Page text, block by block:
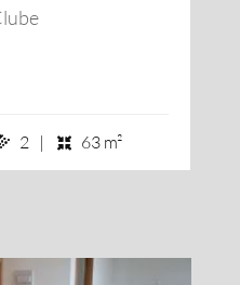
2 banheiros
2 | 63 m²